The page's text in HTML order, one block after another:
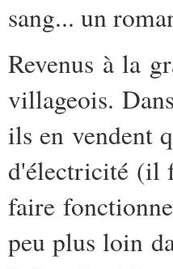
sang... un
Revenus à la
villageois.
ils en vendent
d'électricité (il
faire
peu plus loin